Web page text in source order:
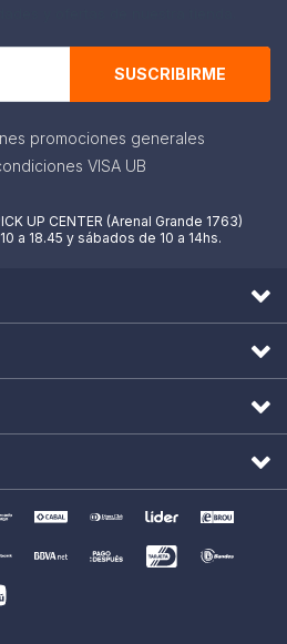
SUSCRIBIRME
promociones generales
VISA UB
UP CENTER (Arenal Grande 1763)
a 18.45 y sábados de 10 a 14hs.